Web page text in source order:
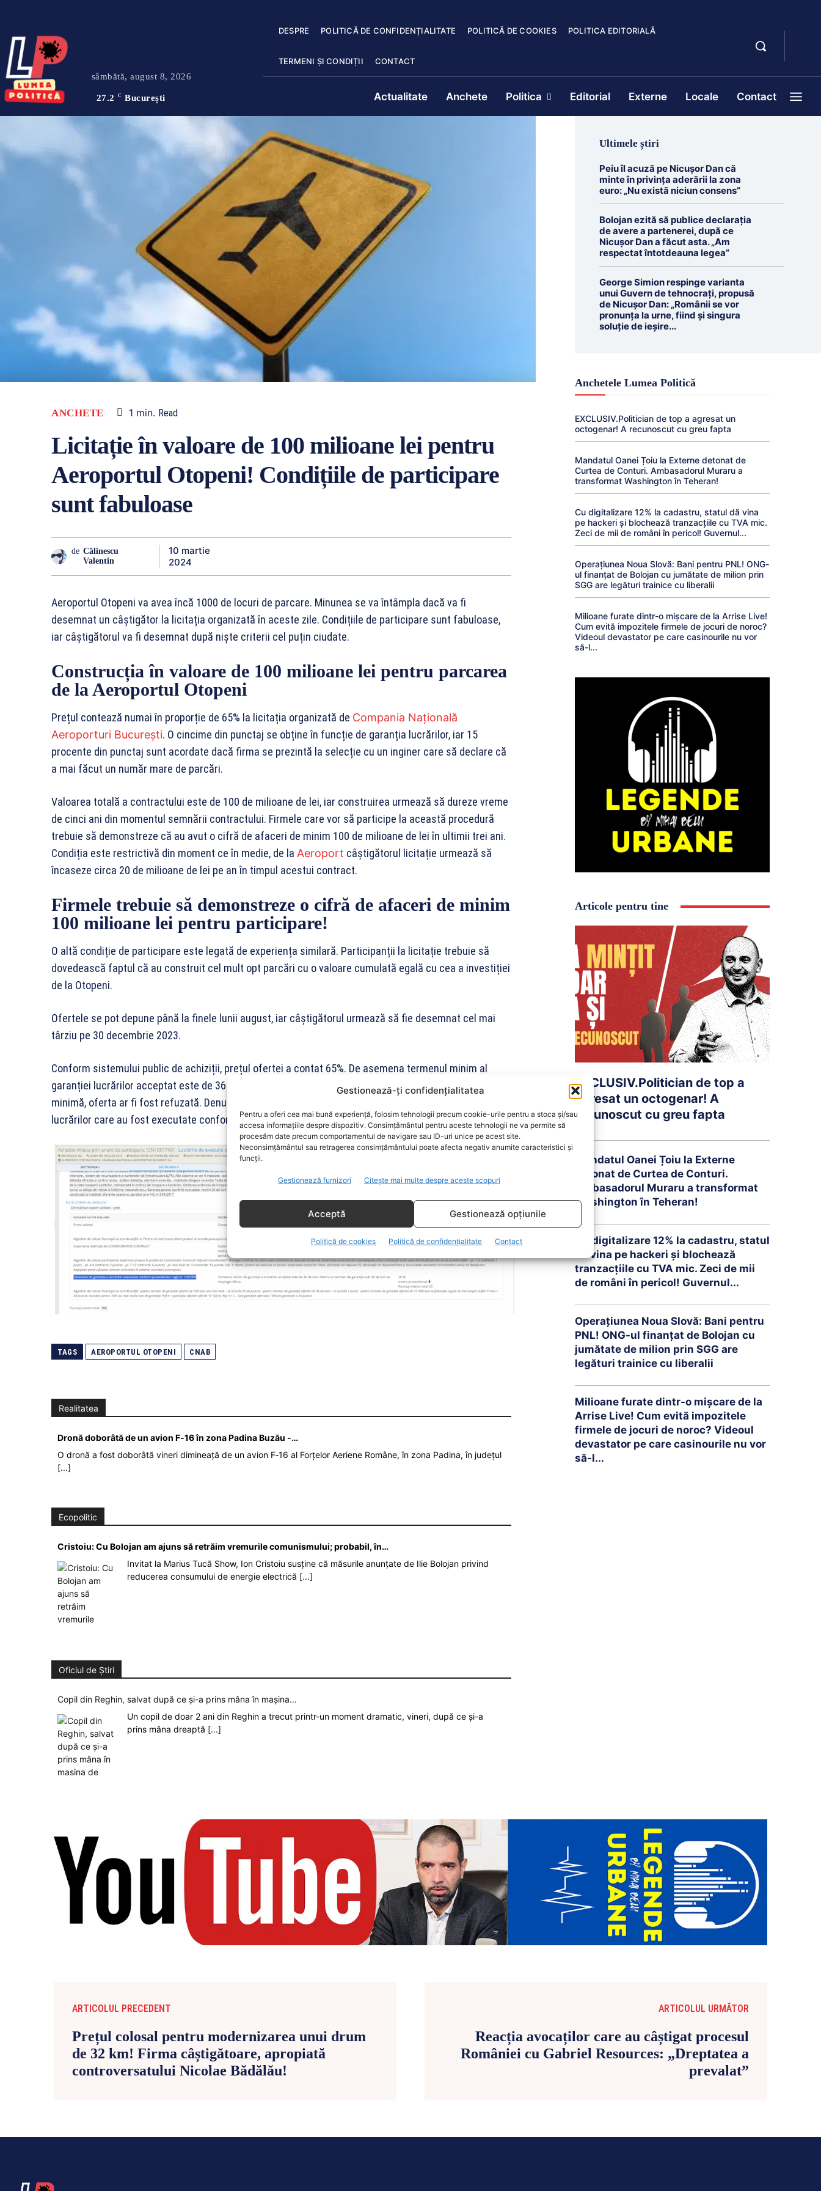
Gestionează-ți confidențialitatea
Pentru a oferi cea mai bună experiență, folosim tehnologii precum cookie-urile pentru a stoca și/sau
accesa informațiile despre dispozitiv. Consimțământul pentru aceste tehnologii ne va permite să
procesăm date precum comportamentul de navigare sau ID-uri unice pe acest site.
Neconsimțământul sau retragerea consimțământului poate afecta negativ anumite caracteristici și
funcții.
Gestionează furnizori Citește mai multe despre aceste scopuri
Acceptă Gestionează opțiunile
Politică de cookies Politică de confidențialitate Contact
sâmbătă, august 8, 2026
27.2 C București
DESPRE POLITICĂ DE CONFIDENȚIALITATE POLITICĂ DE COOKIES POLITICA EDITORIALĂ
TERMENI ȘI CONDIȚII CONTACT
Actualitate Anchete Politica Editorial Externe Locale Contact
ANCHETE 1 min. Read
Licitație în valoare de 100 milioane lei pentru
Aeroportul Otopeni! Condițiile de participare
sunt fabuloase
de Călinescu
Valentin
10 martie
2024
Aeroportul Otopeni va avea încă 1000 de locuri de parcare. Minunea se va întâmpla dacă va fi
desemnat un câștigător la licitația organizată în aceste zile. Condițiile de participare sunt fabuloase,
iar câștigătorul va fi desemnat după niște criterii cel puțin ciudate.
Construcția în valoare de 100 milioane lei pentru parcarea
de la Aeroportul Otopeni
Prețul contează numai în proporție de 65% la licitația organizată de Compania Națională
Aeroporturi București. O cincime din punctaj se obține în funcție de garanția lucrărilor, iar 15
procente din punctaj sunt acordate dacă firma se prezintă la selecție cu un inginer care să declare că
a mai făcut un număr mare de parcări.
Valoarea totală a contractului este de 100 de milioane de lei, iar construirea urmează să dureze vreme
de cinci ani din momentul semnării contractului. Firmele care vor să participe la această procedură
trebuie să demonstreze că au avut o cifră de afaceri de minim 100 de milioane de lei în ultimii trei ani.
Condiția este restrictivă din moment ce în medie, de la Aeroport câștigătorul licitație urmează să
încaseze circa 20 de milioane de lei pe an în timpul acestui contract.
Firmele trebuie să demonstreze o cifră de afaceri de minim
100 milioane lei pentru participare!
O altă condiție de participare este legată de experiența similară. Participanții la licitație trebuie să
dovedească faptul că au construit cel mult opt parcări cu o valoare cumulată egală cu cea a investiției
de la Otopeni.
Ofertele se pot depune până la finele lunii august, iar câștigătorul urmează să fie desemnat cel mai
târziu pe 30 decembrie 2023.
Conform sistemului public de achiziții, prețul ofertei a contat 65%. De asemena termenul minim al
garanției lucrărilor acceptat este de 36 de luni. Însă pentru un termen care s-ar fi aflat sub cerința
minimă, oferta ar fi fost refuzată. Denumirea factor de evaluare și anume, termenul de garanție a
lucrărilor care au fost executate conform prevederilor în vigoare, Legii cu nr. 10/1995.
TAGS AEROPORTUL OTOPENI CNAB
Realitatea
Dronă doborâtă de un avion F‑16 în zona Padina Buzău -…
O dronă a fost doborâtă vineri dimineață de un avion F‑16 al Forțelor Aeriene Române, în zona Padina, în județul
[...]
Ecopolitic
Cristoiu: Cu Bolojan am ajuns să retrăim vremurile comunismului; probabil, în…
Invitat la Marius Tucă Show, Ion Cristoiu susține că măsurile anunțate de Ilie Bolojan privind
reducerea consumului de energie electrică [...]
Oficiul de Știri
Copil din Reghin, salvat după ce și-a prins mâna în mașina…
Un copil de doar 2 ani din Reghin a trecut printr-un moment dramatic, vineri, după ce și-a
prins mâna dreaptă [...]
Ultimele știri
Peiu îl acuză pe Nicușor Dan că
minte în privința aderării la zona
euro: „Nu există niciun consens”
Bolojan ezită să publice declarația
de avere a partenerei, după ce
Nicușor Dan a făcut asta. „Am
respectat întotdeauna legea”
George Simion respinge varianta
unui Guvern de tehnocrați, propusă
de Nicușor Dan: „Românii se vor
pronunța la urne, fiind și singura
soluție de ieșire...
Anchetele Lumea Politică
EXCLUSIV.Politician de top a agresat un
octogenar! A recunoscut cu greu fapta
Mandatul Oanei Țoiu la Externe detonat de
Curtea de Conturi. Ambasadorul Muraru a
transformat Washington în Teheran!
Cu digitalizare 12% la cadastru, statul dă vina
pe hackeri și blochează tranzacțiile cu TVA mic.
Zeci de mii de români în pericol! Guvernul...
Operațiunea Noua Slovă: Bani pentru PNL! ONG-
ul finanțat de Bolojan cu jumătate de milion prin
SGG are legături trainice cu liberalii
Milioane furate dintr-o mișcare de la Arrise Live!
Cum evită impozitele firmele de jocuri de noroc?
Videoul devastator pe care casinourile nu vor
să-l...
Articole pentru tine
EXCLUSIV.Politician de top a
agresat un octogenar! A
recunoscut cu greu fapta
Mandatul Oanei Țoiu la Externe
detonat de Curtea de Conturi.
Ambasadorul Muraru a transformat
Washington în Teheran!
Cu digitalizare 12% la cadastru, statul
dă vina pe hackeri și blochează
tranzacțiile cu TVA mic. Zeci de mii
de români în pericol! Guvernul...
Operațiunea Noua Slovă: Bani pentru
PNL! ONG-ul finanțat de Bolojan cu
jumătate de milion prin SGG are
legături trainice cu liberalii
Milioane furate dintr-o mișcare de la
Arrise Live! Cum evită impozitele
firmele de jocuri de noroc? Videoul
devastator pe care casinourile nu vor
să-l...
ARTICOLUL PRECEDENT
Prețul colosal pentru modernizarea unui drum
de 32 km! Firma câștigătoare, apropiată
controversatului Nicolae Bădălău!
ARTICOLUL URMĂTOR
Reacția avocaților care au câștigat procesul
României cu Gabriel Resources: „Dreptatea a
prevalat”